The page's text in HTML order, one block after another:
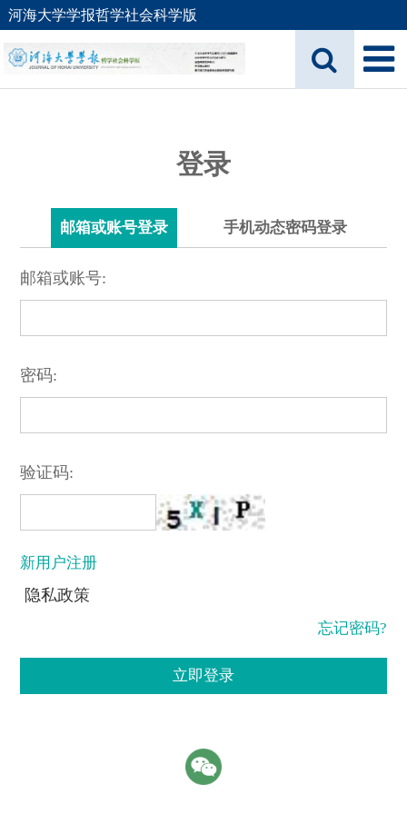
河海大学学报哲学社会科学版
登录
邮箱或账号登录 手机动态密码登录
邮箱或账号:
密码:
验证码:
新用户注册
隐私政策
忘记密码?
立即登录